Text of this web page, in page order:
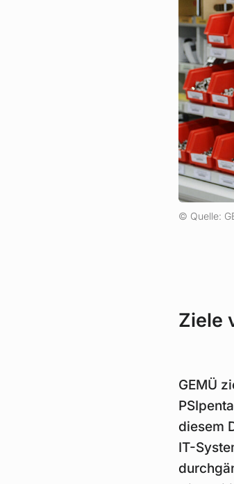
Quelle:
Ziele
GEMÜ
diesem
IT-